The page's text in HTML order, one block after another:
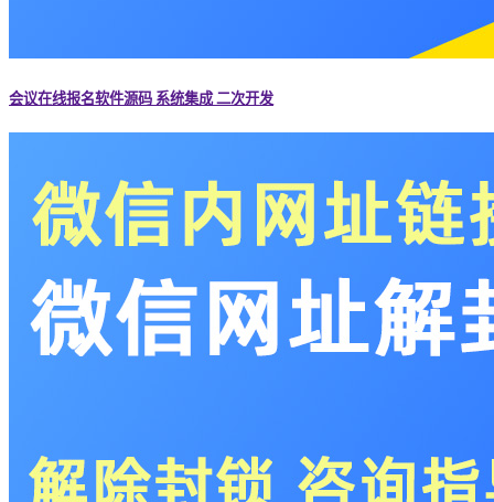
会议在线报名软件源码 系统集成 二次开发